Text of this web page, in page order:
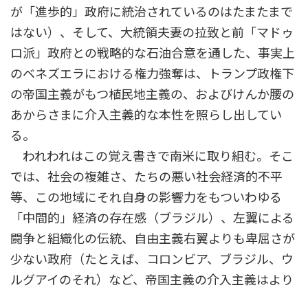
が「進歩的」政府に統治されているのはたまたまで
はない）、そして、大統領夫妻の拉致と前「マドゥ
ロ派」政府との戦略的な石油合意を通した、事実上
のベネズエラにおける権力強奪は、トランプ政権下
の帝国主義がもつ植民地主義の、およびけんか腰の
あからさまに介入主義的な本性を照らし出してい
る。
われわれはこの覚え書きで南米に取り組む。そこ
では、社会の複雑さ、たちの悪い社会経済的不平
等、この地域にそれ自身の影響力をもついわゆる
「中間的」経済の存在感（ブラジル）、左翼による
闘争と組織化の伝統、自由主義右翼よりも卑屈さが
少ない政府（たとえば、コロンビア、ブラジル、ウ
ルグアイのそれ）など、帝国主義の介入主義はより